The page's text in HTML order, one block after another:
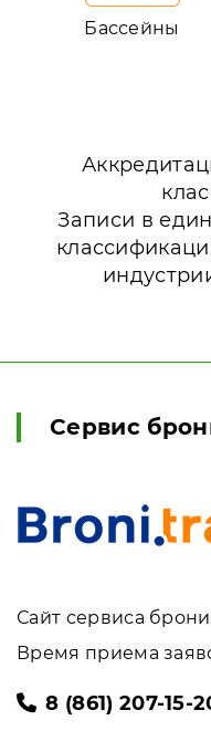
Бассейны
Записи в
Сервис
Сайт сервиса
Время приема
8 (861) 207-15-